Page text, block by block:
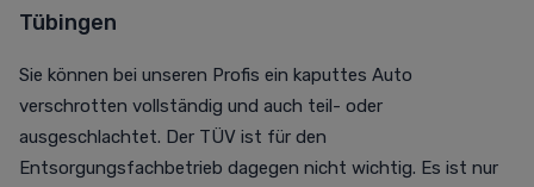
Tübingen
Sie können bei unseren Profis ein kaputtes Auto
verschrotten vollständig und auch teil- oder
ausgeschlachtet. Der TÜV ist für den
Entsorgungsfachbetrieb dagegen nicht wichtig. Es ist nur